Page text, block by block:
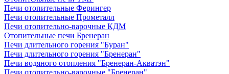
Печи отопительные Ферингер
Печи отопительные Прометалл
Печи отопительно-варочные КДМ
Отопительные печи Бренеран
Печи длительного горения "Буран"
Печи длительного горения "Бренеран"
Печи водяного отопления "Бренеран-Акватэн"
Печи отопительно-варочные "Бренеран"